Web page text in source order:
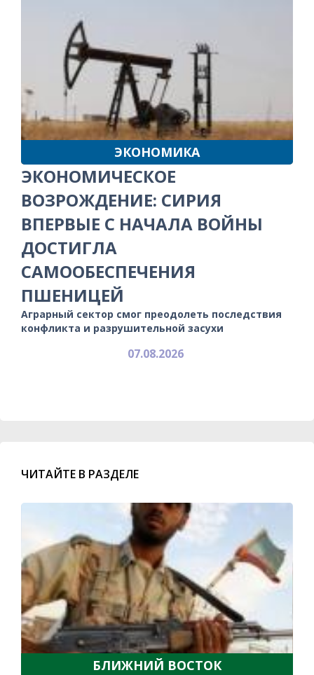
ЭКОНОМИКА
ЭКОНОМИЧЕСКОЕ
ВОЗРОЖДЕНИЕ: СИРИЯ
ВПЕРВЫЕ С НАЧАЛА ВОЙНЫ
ДОСТИГЛА
САМООБЕСПЕЧЕНИЯ
ПШЕНИЦЕЙ
Аграрный сектор смог преодолеть последствия
конфликта и разрушительной засухи
07.08.2026
ЧИТАЙТЕ В РАЗДЕЛЕ
БЛИЖНИЙ ВОСТОК